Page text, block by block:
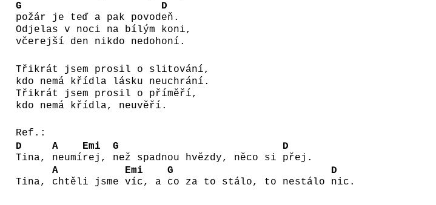
G
požár je teď a pak povod
D
eň.
Odjelas v noci na bílým koni,
včerejší den nikdo nedohoní.
Třikrát jsem prosil o slitování,
kdo nemá křídla lásku neuchrání.
Třikrát jsem prosil o příměří,
kdo nemá křídla, neuvěří.
Ref.:
D
Tina,
A
neumí
Emi
rej,
G
než spadnou hvězdy, něco si
D
přej.
Tina,
A
chtěli jsme
Emi
víc, a
G
co za to stálo, to nestálo
D
nic.